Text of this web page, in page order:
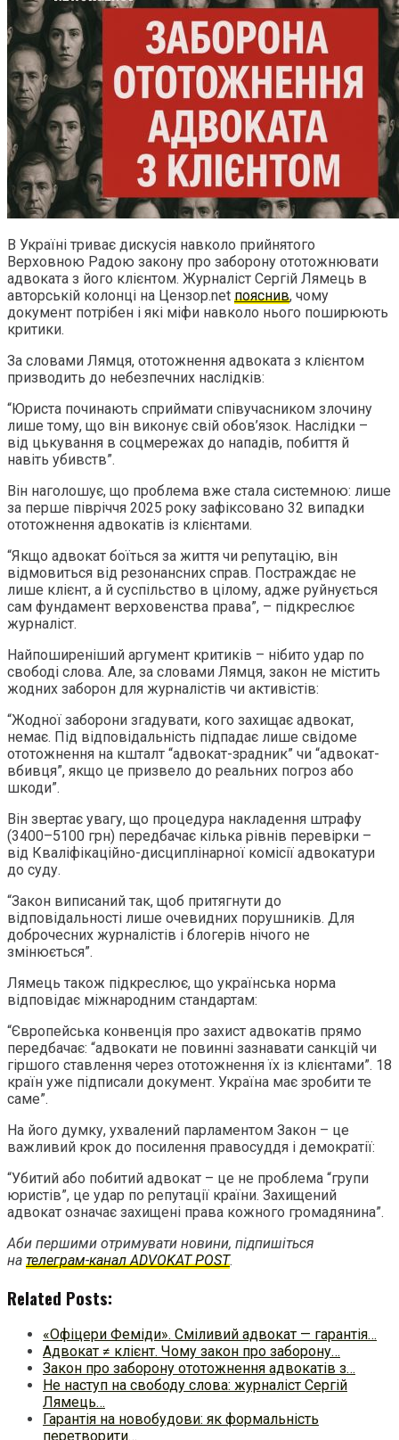
В Україні триває дискусія навколо прийнятого
Верховною Радою закону про заборону ототожнювати
адвоката з його клієнтом. Журналіст Сергій Лямець в
авторській колонці на Цензор.net пояснив, чому
документ потрібен і які міфи навколо нього поширюють
критики.
За словами Лямця, ототожнення адвоката з клієнтом
призводить до небезпечних наслідків:
“Юриста починають сприймати співучасником злочину
лише тому, що він виконує свій обов’язок. Наслідки –
від цькування в соцмережах до нападів, побиття й
навіть убивств”.
Він наголошує, що проблема вже стала системною: лише
за перше півріччя 2025 року зафіксовано 32 випадки
ототожнення адвокатів із клієнтами.
“Якщо адвокат боїться за життя чи репутацію, він
відмовиться від резонансних справ. Постраждає не
лише клієнт, а й суспільство в цілому, адже руйнується
сам фундамент верховенства права”, – підкреслює
журналіст.
Найпоширеніший аргумент критиків – нібито удар по
свободі слова. Але, за словами Лямця, закон не містить
жодних заборон для журналістів чи активістів:
“Жодної заборони згадувати, кого захищає адвокат,
немає. Під відповідальність підпадає лише свідоме
ототожнення на кшталт “адвокат-зрадник” чи “адвокат-
вбивця”, якщо це призвело до реальних погроз або
шкоди”.
Він звертає увагу, що процедура накладення штрафу
(3400–5100 грн) передбачає кілька рівнів перевірки –
від Кваліфікаційно-дисциплінарної комісії адвокатури
до суду.
“Закон виписаний так, щоб притягнути до
відповідальності лише очевидних порушників. Для
доброчесних журналістів і блогерів нічого не
змінюється”.
Лямець також підкреслює, що українська норма
відповідає міжнародним стандартам:
“Європейська конвенція про захист адвокатів прямо
передбачає: “адвокати не повинні зазнавати санкцій чи
гіршого ставлення через ототожнення їх із клієнтами”. 18
країн уже підписали документ. Україна має зробити те
саме”.
На його думку, ухвалений парламентом Закон – це
важливий крок до посилення правосуддя і демократії:
“Убитий або побитий адвокат – це не проблема “групи
юристів”, це удар по репутації країни. Захищений
адвокат означає захищені права кожного громадянина”.
Аби першими отримувати новини, підпишіться
на телеграм-канал ADVOKAT POST.
Related Posts:
«Офіцери Феміди». Сміливий адвокат — гарантія…
Адвокат ≠ клієнт. Чому закон про заборону…
Закон про заборону ототожнення адвокатів з…
Не наступ на свободу слова: журналіст Сергій
Лямець…
Гарантія на новобудови: як формальність
перетворити…